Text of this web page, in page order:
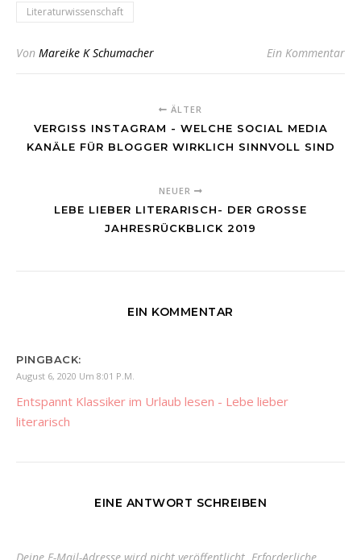
Literaturwissenschaft
Von Mareike K Schumacher Ein Kommentar
ÄLTER
VERGISS INSTAGRAM - WELCHE SOCIAL MEDIA
KANÄLE FÜR BLOGGER WIRKLICH SINNVOLL SIND
NEUER
LEBE LIEBER LITERARISCH- DER GROSSE J
AHRESRÜCKBLICK 2019
EIN KOMMENTAR
PINGBACK:
August 6, 2020 Um 8:01 P.m.
Entspannt Klassiker im Urlaub lesen - Lebe lieber
literarisch
EINE ANTWORT SCHREIBEN
Deine E-Mail-Adresse wird nicht veröffentlicht. Erforderliche